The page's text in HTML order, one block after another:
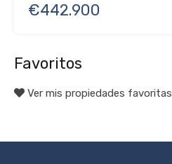
€442.900
Favoritos
Ver mis propiedades favoritas